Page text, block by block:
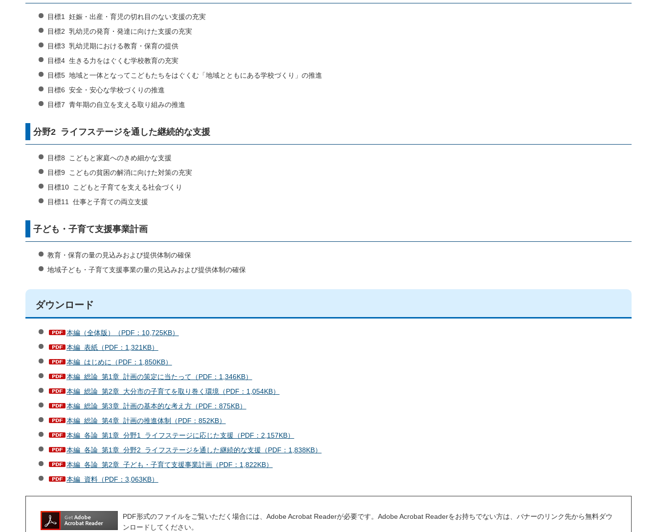
目標1 妊娠・出産・育児の切れ目のない支援の充実
目標2 乳幼児の発育・発達に向けた支援の充実
目標3 乳幼児期における教育・保育の提供
目標4 生きる力をはぐくむ学校教育の充実
目標5 地域と一体となってこどもたちをはぐくむ「地域とともにある学校づくり」の推進
目標6 安全・安心な学校づくりの推進
目標7 青年期の自立を支える取り組みの推進
分野2 ライフステージを通した継続的な支援
目標8 こどもと家庭へのきめ細かな支援
目標9 こどもの貧困の解消に向けた対策の充実
目標10 こどもと子育てを支える社会づくり
目標11 仕事と子育ての両立支援
子ども・子育て支援事業計画
教育・保育の量の見込みおよび提供体制の確保
地域子ども・子育て支援事業の量の見込みおよび提供体制の確保
ダウンロード
本編（全体版）（PDF：10,725KB）
本編 表紙（PDF：1,321KB）
本編 はじめに（PDF：1,850KB）
本編 総論 第1章 計画の策定に当たって（PDF：1,346KB）
本編 総論 第2章 大分市の子育てを取り巻く環境（PDF：1,054KB）
本編 総論 第3章 計画の基本的な考え方（PDF：875KB）
本編 総論 第4章 計画の推進体制（PDF：852KB）
本編 各論 第1章 分野1 ライフステージに応じた支援（PDF：2,157KB）
本編 各論 第1章 分野2 ライフステージを通した継続的な支援（PDF：1,838KB）
本編 各論 第2章 子ども・子育て支援事業計画（PDF：1,822KB）
本編 資料（PDF：3,063KB）
PDF形式のファイルをご覧いただく場合には、Adobe Acrobat Readerが必要です。Adobe Acrobat Readerをお持ちでない方は、バナーのリンク先から無料ダウ
ンロードしてください。